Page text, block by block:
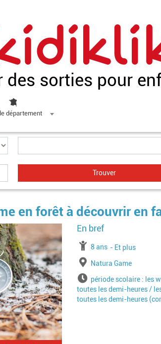
des sorties pour
département
en forêt à découvrir en
Image
à partir de
8 ans jusqu'à l'âge de
Et plus
Lieu
Natura Game
Horairespériode scolaire : les
toutes les demi-heures /
toutes les demi-heures